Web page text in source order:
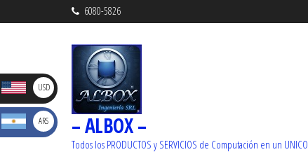
6080-5826
– ALBOX –
Todos los PRODUCTOS y SERVICIOS de Computación en un UNICO
USD
_ U$S
ARS